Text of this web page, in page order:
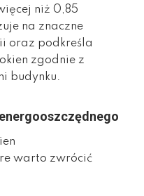
niż 0,85
na znaczne
oraz podkreśla
zgodnie z
budynku.
warto zwrócić